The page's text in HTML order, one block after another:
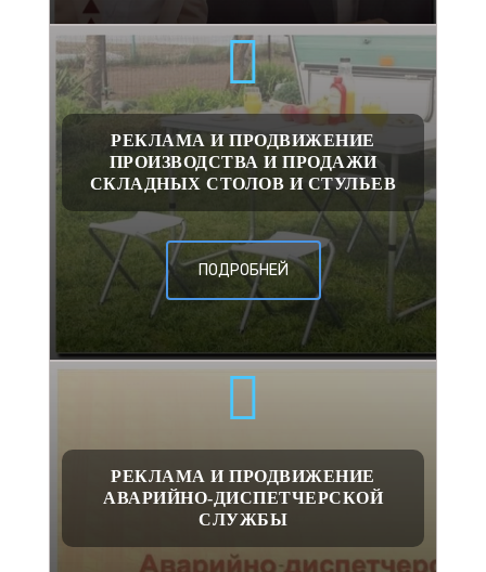
РЕКЛАМА И ПРОДВИЖЕНИЕ
ПРОИЗВОДСТВА И ПРОДАЖИ
СКЛАДНЫХ СТОЛОВ И СТУЛЬЕВ
ПОДРОБНЕЙ
РЕКЛАМА И ПРОДВИЖЕНИЕ
АВАРИЙНО-ДИСПЕТЧЕРСКОЙ
СЛУЖБЫ